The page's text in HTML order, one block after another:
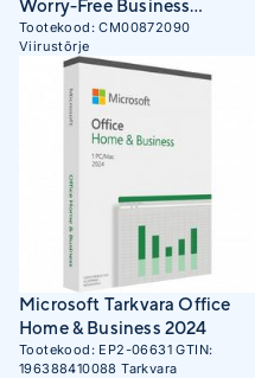
Worry-Free Business
Security 9 Advance
Tootekood:CM00872090
Viirustõrje
Microsoft Tarkvara Office
Home & Business 2024
Tootekood: EP2-06631 GTIN:
196388410088 Tarkvara